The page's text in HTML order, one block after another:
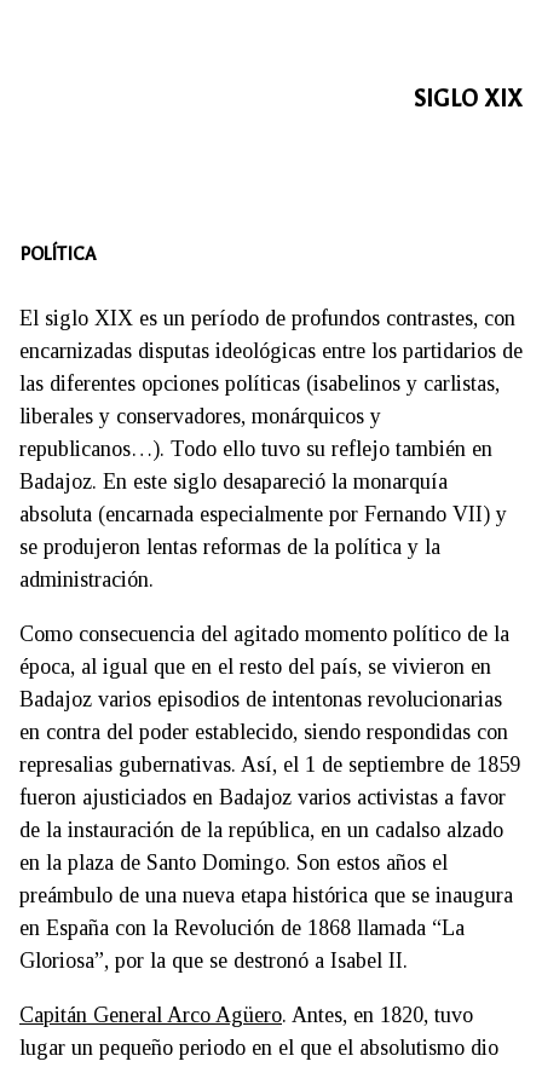
SIGLO XIX
POLÍTICA
El siglo XIX es un período de profundos contrastes, con
encarnizadas disputas ideológicas entre los partidarios de
las diferentes opciones políticas (isabelinos y carlistas,
liberales y conservadores, monárquicos y
republicanos…). Todo ello tuvo su reflejo también en
Badajoz. En este siglo desapareció la monarquía
absoluta (encarnada especialmente por Fernando VII) y
se produjeron lentas reformas de la política y la
administración.
Como consecuencia del agitado momento político de la
época, al igual que en el resto del país, se vivieron en
Badajoz varios episodios de intentonas revolucionarias
en contra del poder establecido, siendo respondidas con
represalias gubernativas. Así, el 1 de septiembre de 1859
fueron ajusticiados en Badajoz varios activistas a favor
de la instauración de la república, en un cadalso alzado
en la plaza de Santo Domingo. Son estos años el
preámbulo de una nueva etapa histórica que se inaugura
en España con la Revolución de 1868 llamada “La
Gloriosa”, por la que se destronó a Isabel II.
Capitán General Arco Agüero. Antes, en 1820, tuvo
lugar un pequeño periodo en el que el absolutismo dio